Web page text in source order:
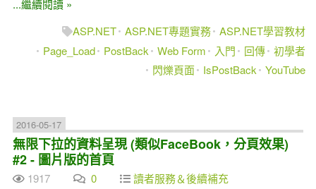
...繼續閱讀 »
ASP.NET ASP.NET專題實務 ASP.NET學習教材
Page_Load
PostBack Web Form 入門 回傳 初學者
閃爍頁面
IsPostBack YouTube
2016-05-17
無限下拉的資料呈現 (類似FaceBook，分頁效果)
#2 - 圖片版的首頁
1917 0
讀者服務＆後續補充